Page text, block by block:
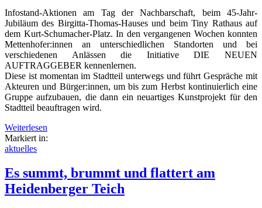
Infostand-Aktionen am Tag der Nachbarschaft, beim 45-Jahr-
Jubiläum des Birgitta-Thomas-Hauses und beim Tiny Rathaus auf
dem Kurt-Schumacher-Platz. In den vergangenen Wochen konnten
Mettenhofer:innen an unterschiedlichen Standorten und bei
verschiedenen Anlässen die Initiative DIE NEUEN
AUFTRAGGEBER kennenlernen.
Diese ist momentan im Stadtteil unterwegs und führt Gespräche mit
Akteuren und Bürger:innen, um bis zum Herbst kontinuierlich eine
Gruppe aufzubauen, die dann ein neuartiges Kunstprojekt für den
Stadtteil beauftragen wird.
Weiterlesen
Markiert in:
aktuelles
Es summt, brummt und flattert am
Heidenberger Teich